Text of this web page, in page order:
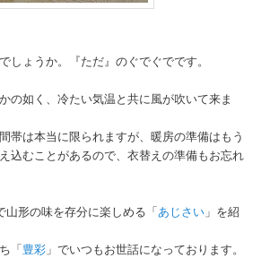
しょうか。『ただ』のぐでぐでです。
の如く、冷たい気温と共に風が吹いて来ま
帯は本当に限られますが、暖房の準備はもう
込むことがあるので、衣替えの準備もお忘れ
山形の味を存分に楽しめる「あじさい 」を紹
「豊彩 」でいつもお世話になっております。